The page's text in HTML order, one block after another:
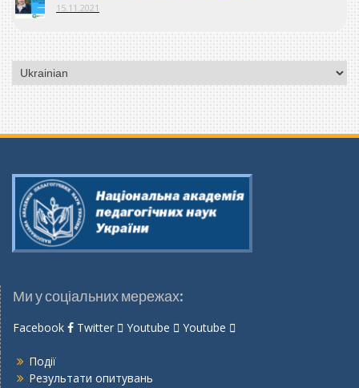
15.11.2021
Вибрати
мову
Ми у соціальних мережах:
Facebook Twitter Youtube Youtube
Події
Результати опитувань